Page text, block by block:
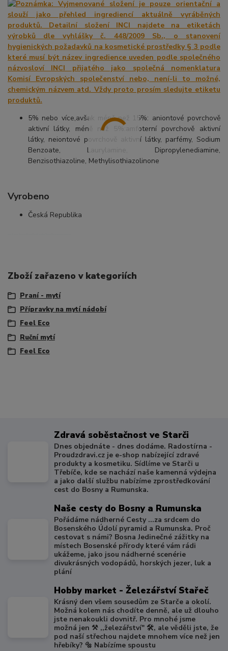
5% nebo více,avšak méně než 15%: aniontové povrchově
aktivní látky, méně než 5%:amfoterní povrchově aktivní
látky, neiontové povrchově aktivní látky, parfémy, Sodium
Benzoate, Laurylamine, Dipropylenediamine,
Benzisothiazoline, Methylisothiazolinone
Vyrobeno
Česká Republika
Zboží zařazeno v kategoriích
Praní - mytí
Přípravky na mytí nádobí
Feel Eco
Ruční mytí
Feel Eco
Zdravá soběstačnost ve Starči
Dnes objednáte - dnes dodáme. Radostírna -
Proudzdravi.cz je e-shop nabízející zdravé
produkty a kosmetiku. Sídlíme ve Starči u
Třebíče, kde se nachází naše kamenná výdejna
a jako další službu nabízíme zprostředkování
cest do Bosny a Rumunska.
Naše cesty do Bosny a Rumunska
Pořádáme nádherné Cesty ...za srdcem do
Bosenského Údolí pyramid a Rumunska. Proč
cestovat s námi? Bosna Jedinečné zážitky na
místech Bosenské přírody které vám rádi
ukážeme, jako jsou nádherné scenérie
divukrásných vodopádů, horských jezer, luk a
plání
Hobby market - Železářství Stařeč
Krásný den všem sousedům ze Starče a okolí.
Možná kolem nás chodíte denně, ale už dlouho
jste nenakoukli dovnitř. Pro mnohé jsme
možná jen ⚒️ ,,železářství" 🛠️, ale věděli jste, že
pod naší střechou najdete mnohem více než jen
hřebíky? 🔩 Nabízíme spoustu